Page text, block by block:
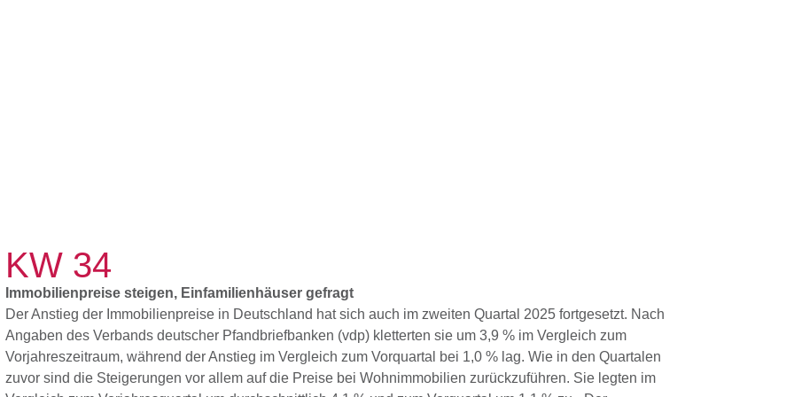
KW 34
Immobilienpreise steigen, Einfamilienhäuser gefragt
Der Anstieg der Immobilienpreise in Deutschland hat sich auch im zweiten Quartal 2025 fortgesetzt. Nach
Angaben des Verbands deutscher Pfandbriefbanken (vdp) kletterten sie um 3,9 % im Vergleich zum
Vorjahreszeitraum, während der Anstieg im Vergleich zum Vorquartal bei 1,0 % lag. Wie in den Quartalen
zuvor sind die Steigerungen vor allem auf die Preise bei Wohnimmobilien zurückzuführen. Sie legten im